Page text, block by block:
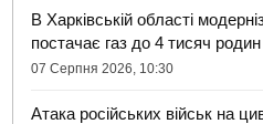
В Харківській області
постачає газ до 4 тисяч родин
07 Серпня 2026, 10:30
Атака російських військ на